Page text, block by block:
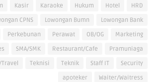
HRD
Hotel
Hukum
Karaoke
Kasir
Lowongan Bank
Lowongan Bumn
CPNS
Marketing
OB/OG
Perawat
Perkebunan
Pramuniaga
Restaurant/Cafe
SMA/SMK
Security
Staff IT
Teknik
Teknisi
Waiter/Waitress
apoteker